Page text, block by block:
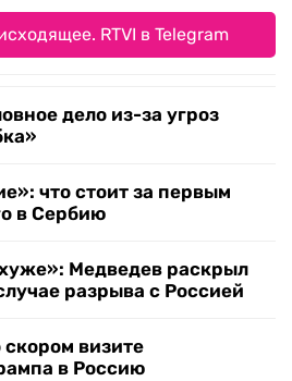
RTVI в Telegram
дело из-за угроз
что стоит за первым
в Сербию
Медведев раскрыл
разрыва с Россией
скором визите
в Россию